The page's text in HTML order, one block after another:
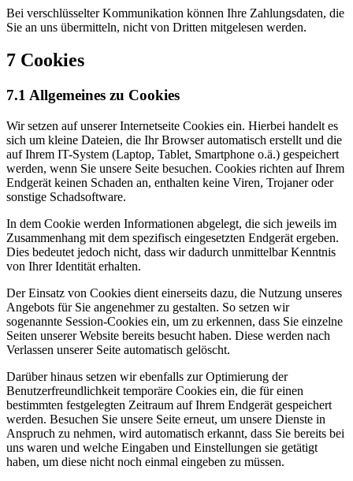
Bei verschlüsselter Kommunikation können Ihre Zahlungsdaten, die
Sie an uns übermitteln, nicht von Dritten mitgelesen werden.
7 Cookies
7.1 Allgemeines zu Cookies
Wir setzen auf unserer Internetseite Cookies ein. Hierbei handelt es
sich um kleine Dateien, die Ihr Browser automatisch erstellt und die
auf Ihrem IT-System (Laptop, Tablet, Smartphone o.ä.) gespeichert
werden, wenn Sie unsere Seite besuchen. Cookies richten auf Ihrem
Endgerät keinen Schaden an, enthalten keine Viren, Trojaner oder
sonstige Schadsoftware.
In dem Cookie werden Informationen abgelegt, die sich jeweils im
Zusammenhang mit dem spezifisch eingesetzten Endgerät ergeben.
Dies bedeutet jedoch nicht, dass wir dadurch unmittelbar Kenntnis
von Ihrer Identität erhalten.
Der Einsatz von Cookies dient einerseits dazu, die Nutzung unseres
Angebots für Sie angenehmer zu gestalten. So setzen wir
sogenannte Session-Cookies ein, um zu erkennen, dass Sie einzelne
Seiten unserer Website bereits besucht haben. Diese werden nach
Verlassen unserer Seite automatisch gelöscht.
Darüber hinaus setzen wir ebenfalls zur Optimierung der
Benutzerfreundlichkeit temporäre Cookies ein, die für einen
bestimmten festgelegten Zeitraum auf Ihrem Endgerät gespeichert
werden. Besuchen Sie unsere Seite erneut, um unsere Dienste in
Anspruch zu nehmen, wird automatisch erkannt, dass Sie bereits bei
uns waren und welche Eingaben und Einstellungen sie getätigt
haben, um diese nicht noch einmal eingeben zu müssen.